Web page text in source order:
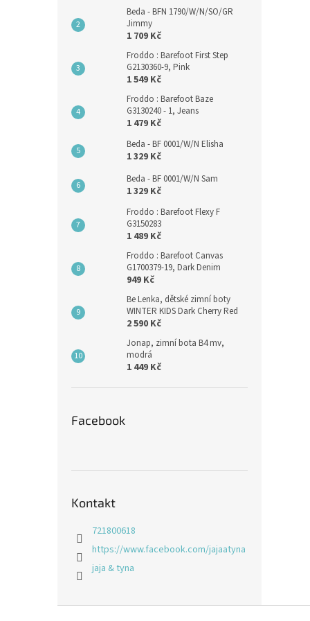
Beda - BFN 1790/W/N/SO/GR
Jimmy
1 709 Kč
Froddo : Barefoot First Step
G2130360-9, Pink
1 549 Kč
Froddo : Barefoot Baze
G3130240 - 1, Jeans
1 479 Kč
Beda - BF 0001/W/N Elisha
1 329 Kč
Beda - BF 0001/W/N Sam
1 329 Kč
Froddo : Barefoot Flexy F
G3150283
1 489 Kč
Froddo : Barefoot Canvas
G1700379-19, Dark Denim
949 Kč
Be Lenka, dětské zimní boty
WINTER KIDS Dark Cherry Red
2 590 Kč
Jonap, zimní bota B4 mv,
modrá
1 449 Kč
Facebook
Kontakt
721800618
https://www.facebook.com/jajaatyna
jaja & tyna